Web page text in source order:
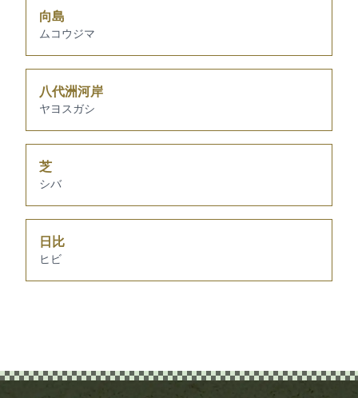
向島
ムコウジマ
八代洲河岸
ヤヨスガシ
芝
シバ
日比
ヒビ